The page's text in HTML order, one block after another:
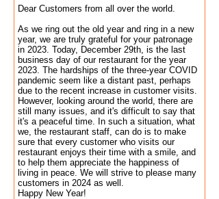
Dear Customers from all over the world.
As we ring out the old year and ring in a new
year, we are truly grateful for your patronage
in 2023. Today, December 29th, is the last
business day of our restaurant for the year
2023. The hardships of the three-year COVID
pandemic seem like a distant past, perhaps
due to the recent increase in customer visits.
However, looking around the world, there are
still many issues, and it's difficult to say that
it's a peaceful time. In such a situation, what
we, the restaurant staff, can do is to make
sure that every customer who visits our
restaurant enjoys their time with a smile, and
to help them appreciate the happiness of
living in peace. We will strive to please many
customers in 2024 as well.
Happy New Year!